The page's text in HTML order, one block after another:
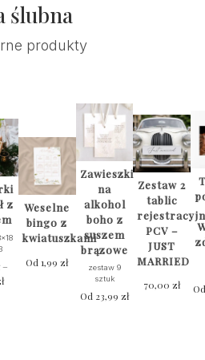
ślubna
produkty
z
–
Zakres
Weselne
bingo z
kwiatuszkami
Od1,99zł
Zawieszki
na
alkohol
boho z
suszem
brązowe
zestaw 9
sztuk
Od 23,99zł
Zestaw 2
tablic
PCV –
JUST
MARRIED
70,00zł